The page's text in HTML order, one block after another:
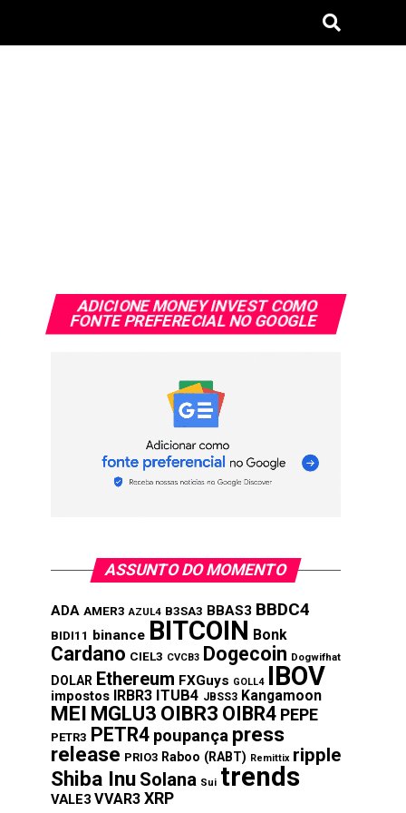
ADICIONE MONEY INVEST COMO
FONTE PREFERECIAL NO GOOGLE
ASSUNTO DO MOMENTO
ADA AMER3 AZUL4 B3SA3 BBAS3 BBDC4
BIDI11 binance BITCOIN Bonk
Cardano CIEL3 CVCB3 Dogecoin Dogwifhat
DOLAR Ethereum FXGuys GOLL4 IBOV
impostos IRBR3 ITUB4 JBSS3 Kangamoon
MEI MGLU3 OIBR3 OIBR4 PEPE
PETR3 PETR4 poupança press
release PRIO3 Raboo (RABT) Remittix ripple
Shiba Inu Solana Sui trends
VALE3 VVAR3 XRP